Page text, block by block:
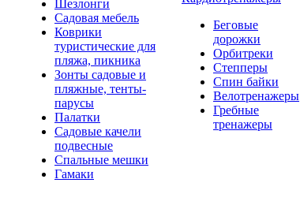
Шезлонги
Садовая мебель
Коврики
туристические для
пляжа, пикника
Зонты садовые и
пляжные, тенты-
парусы
Палатки
Садовые качели
подвесные
Спальные мешки
Гамаки
Беговые
дорожки
Орбитреки
Степперы
Спин байки
Велотренажеры
Гребные
тренажеры